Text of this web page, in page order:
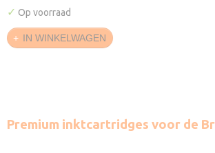
✓ Op voorraad
IN WINKELWAGEN
Premium inktcartridges voor de